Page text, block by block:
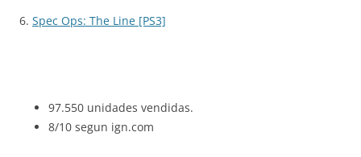
6. Spec Ops: The Line [PS3]
97.550 unidades vendidas.
8/10 segun ign.com